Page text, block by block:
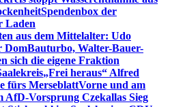
Spendenbox der
Laden
aus dem Mittelalter: Udo
DomBauturbo, Walter-Bauer-
sich die eigene Fraktion
„Frei heraus“ Alfred
fürs MerseblattVorne und am
AfD-Vorsprung Czekallas Sieg